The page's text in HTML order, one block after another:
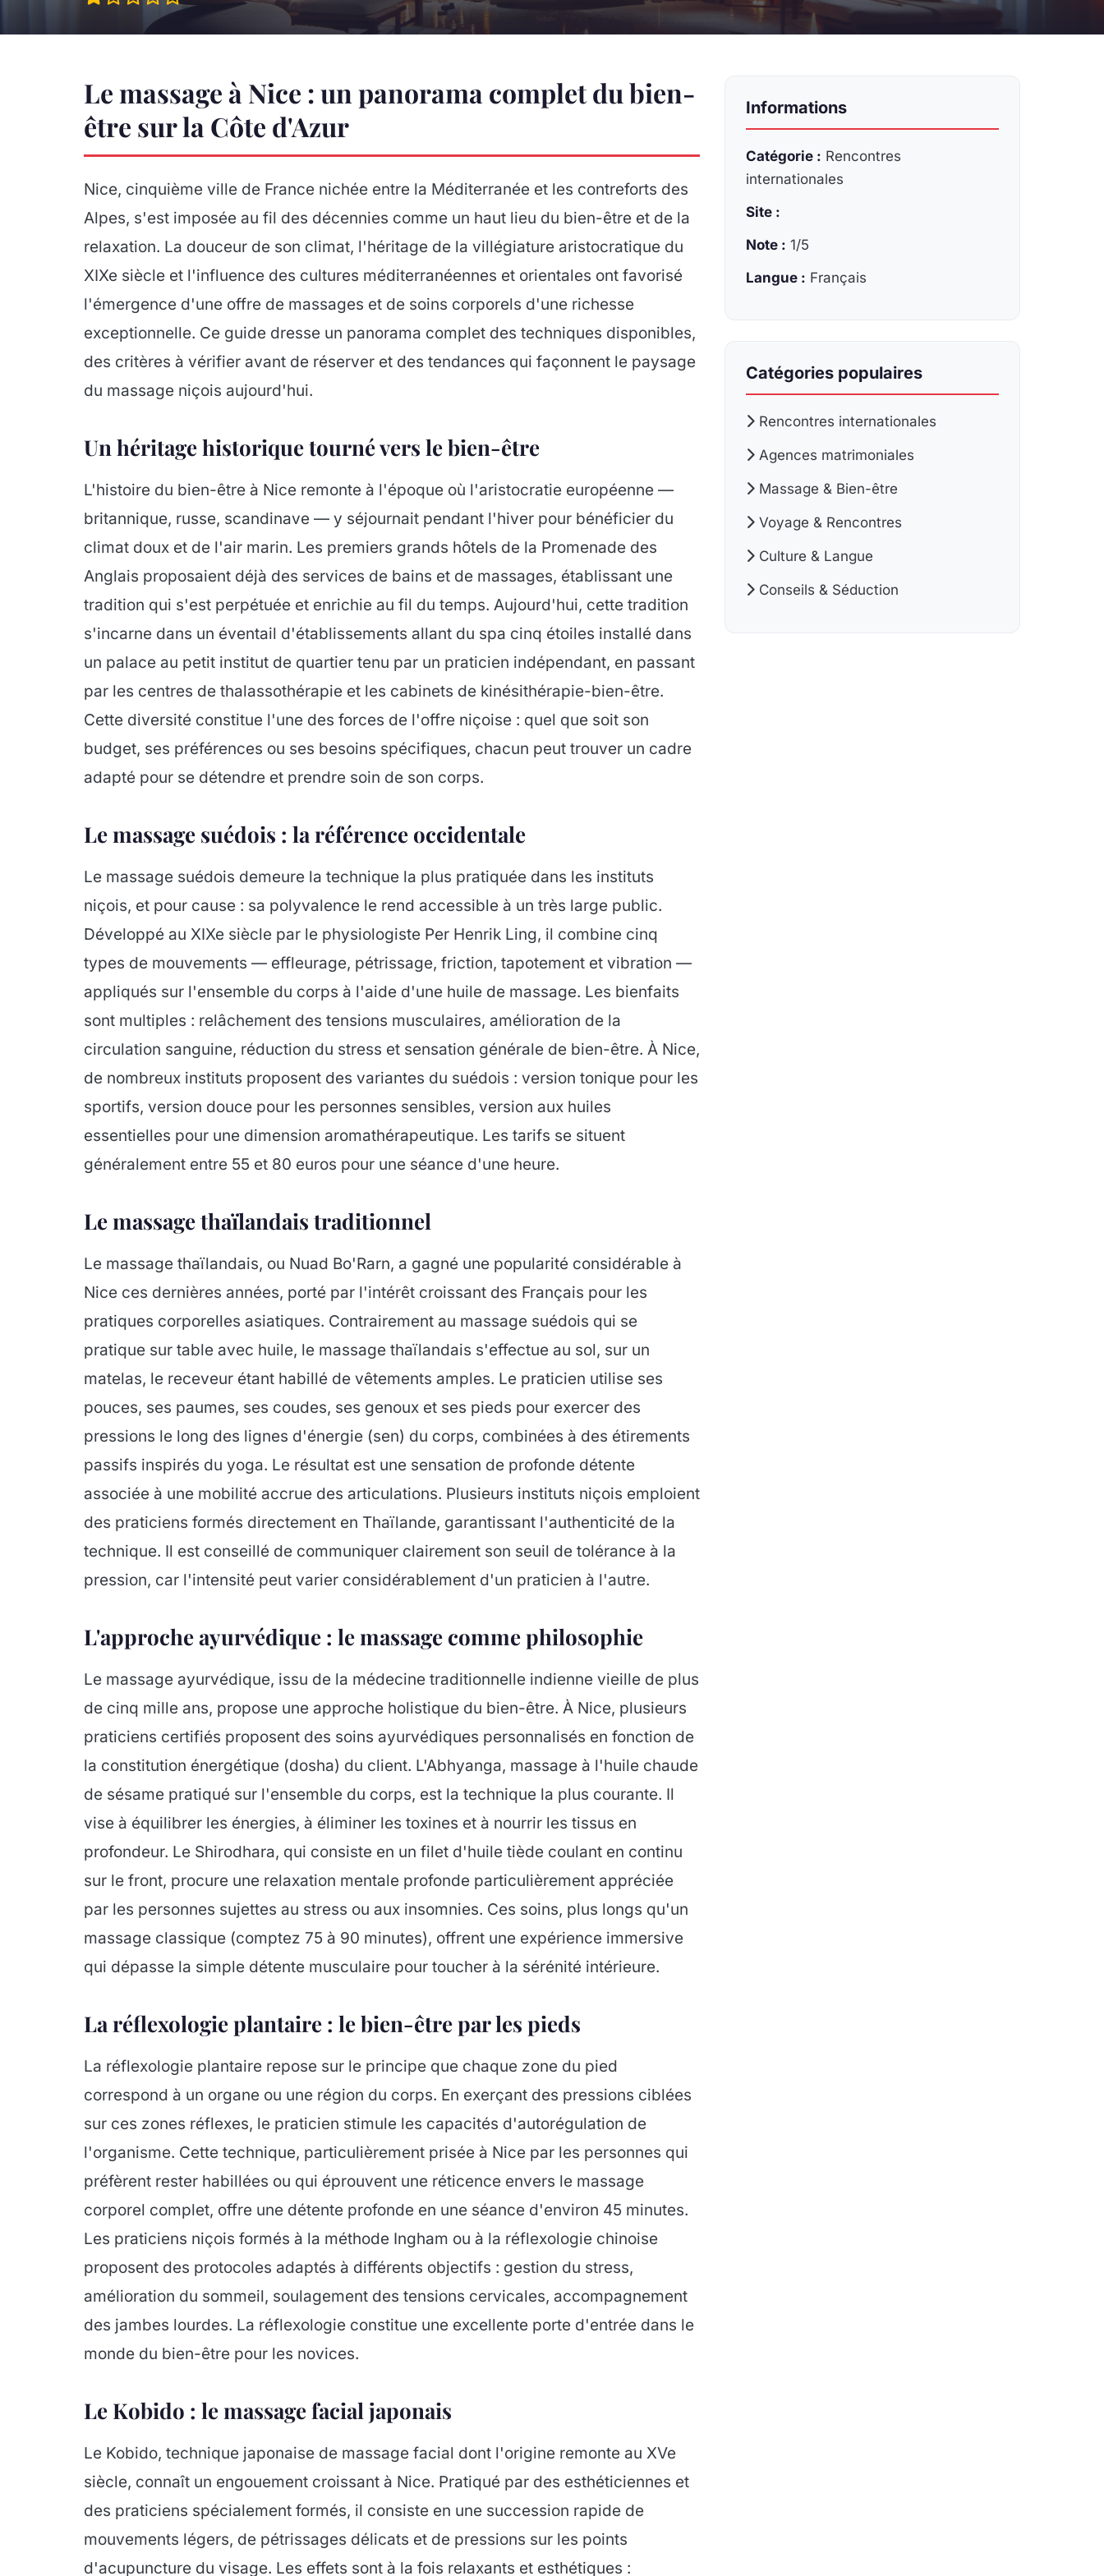
Le massage à Nice : un panorama complet du bien-
être sur la Côte d'Azur
Nice, cinquième ville de France nichée entre la Méditerranée et les contreforts des
Alpes, s'est imposée au fil des décennies comme un haut lieu du bien-être et de la
relaxation. La douceur de son climat, l'héritage de la villégiature aristocratique du
XIXe siècle et l'influence des cultures méditerranéennes et orientales ont favorisé
l'émergence d'une offre de massages et de soins corporels d'une richesse
exceptionnelle. Ce guide dresse un panorama complet des techniques disponibles,
des critères à vérifier avant de réserver et des tendances qui façonnent le paysage
du massage niçois aujourd'hui.
Un héritage historique tourné vers le bien-être
L'histoire du bien-être à Nice remonte à l'époque où l'aristocratie européenne —
britannique, russe, scandinave — y séjournait pendant l'hiver pour bénéficier du
climat doux et de l'air marin. Les premiers grands hôtels de la Promenade des
Anglais proposaient déjà des services de bains et de massages, établissant une
tradition qui s'est perpétuée et enrichie au fil du temps. Aujourd'hui, cette tradition
s'incarne dans un éventail d'établissements allant du spa cinq étoiles installé dans
un palace au petit institut de quartier tenu par un praticien indépendant, en passant
par les centres de thalassothérapie et les cabinets de kinésithérapie-bien-être.
Cette diversité constitue l'une des forces de l'offre niçoise : quel que soit son
budget, ses préférences ou ses besoins spécifiques, chacun peut trouver un cadre
adapté pour se détendre et prendre soin de son corps.
Le massage suédois : la référence occidentale
Le massage suédois demeure la technique la plus pratiquée dans les instituts
niçois, et pour cause : sa polyvalence le rend accessible à un très large public.
Développé au XIXe siècle par le physiologiste Per Henrik Ling, il combine cinq
types de mouvements — effleurage, pétrissage, friction, tapotement et vibration —
appliqués sur l'ensemble du corps à l'aide d'une huile de massage. Les bienfaits
sont multiples : relâchement des tensions musculaires, amélioration de la
circulation sanguine, réduction du stress et sensation générale de bien-être. À Nice,
de nombreux instituts proposent des variantes du suédois : version tonique pour les
sportifs, version douce pour les personnes sensibles, version aux huiles
essentielles pour une dimension aromathérapeutique. Les tarifs se situent
généralement entre 55 et 80 euros pour une séance d'une heure.
Le massage thaïlandais traditionnel
Le massage thaïlandais, ou Nuad Bo'Rarn, a gagné une popularité considérable à
Nice ces dernières années, porté par l'intérêt croissant des Français pour les
pratiques corporelles asiatiques. Contrairement au massage suédois qui se
pratique sur table avec huile, le massage thaïlandais s'effectue au sol, sur un
matelas, le receveur étant habillé de vêtements amples. Le praticien utilise ses
pouces, ses paumes, ses coudes, ses genoux et ses pieds pour exercer des
pressions le long des lignes d'énergie (sen) du corps, combinées à des étirements
passifs inspirés du yoga. Le résultat est une sensation de profonde détente
associée à une mobilité accrue des articulations. Plusieurs instituts niçois emploient
des praticiens formés directement en Thaïlande, garantissant l'authenticité de la
technique. Il est conseillé de communiquer clairement son seuil de tolérance à la
pression, car l'intensité peut varier considérablement d'un praticien à l'autre.
L'approche ayurvédique : le massage comme philosophie
Le massage ayurvédique, issu de la médecine traditionnelle indienne vieille de plus
de cinq mille ans, propose une approche holistique du bien-être. À Nice, plusieurs
praticiens certifiés proposent des soins ayurvédiques personnalisés en fonction de
la constitution énergétique (dosha) du client. L'Abhyanga, massage à l'huile chaude
de sésame pratiqué sur l'ensemble du corps, est la technique la plus courante. Il
vise à équilibrer les énergies, à éliminer les toxines et à nourrir les tissus en
profondeur. Le Shirodhara, qui consiste en un filet d'huile tiède coulant en continu
sur le front, procure une relaxation mentale profonde particulièrement appréciée
par les personnes sujettes au stress ou aux insomnies. Ces soins, plus longs qu'un
massage classique (comptez 75 à 90 minutes), offrent une expérience immersive
qui dépasse la simple détente musculaire pour toucher à la sérénité intérieure.
La réflexologie plantaire : le bien-être par les pieds
La réflexologie plantaire repose sur le principe que chaque zone du pied
correspond à un organe ou une région du corps. En exerçant des pressions ciblées
sur ces zones réflexes, le praticien stimule les capacités d'autorégulation de
l'organisme. Cette technique, particulièrement prisée à Nice par les personnes qui
préfèrent rester habillées ou qui éprouvent une réticence envers le massage
corporel complet, offre une détente profonde en une séance d'environ 45 minutes.
Les praticiens niçois formés à la méthode Ingham ou à la réflexologie chinoise
proposent des protocoles adaptés à différents objectifs : gestion du stress,
amélioration du sommeil, soulagement des tensions cervicales, accompagnement
des jambes lourdes. La réflexologie constitue une excellente porte d'entrée dans le
monde du bien-être pour les novices.
Le Kobido : le massage facial japonais
Le Kobido, technique japonaise de massage facial dont l'origine remonte au XVe
siècle, connaît un engouement croissant à Nice. Pratiqué par des esthéticiennes et
des praticiens spécialement formés, il consiste en une succession rapide de
mouvements légers, de pétrissages délicats et de pressions sur les points
d'acupuncture du visage. Les effets sont à la fois relaxants et esthétiques :
Informations
Catégorie : Rencontres
internationales
Site :
Note : 1/5
Langue : Français
Catégories populaires
Rencontres internationales
Agences matrimoniales
Massage & Bien-être
Voyage & Rencontres
Culture & Langue
Conseils & Séduction